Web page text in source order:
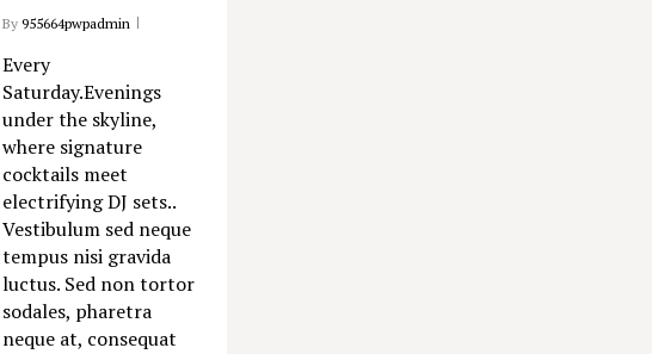
By 955664pwpadmin
Every
Saturday.Evenings
under the skyline,
where signature
cocktails meet
electrifying DJ sets..
Vestibulum sed neque
tempus nisi gravida
luctus. Sed non tortor
sodales, pharetra
neque at, consequat